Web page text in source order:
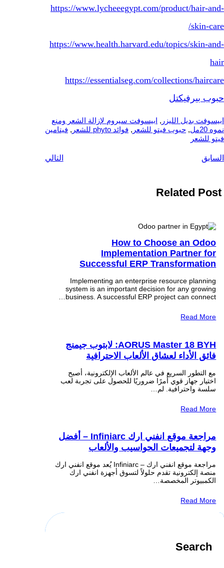
https://www.lycheeegypt.com/product/hair-and-
skin-care/
https://www.health.harvard.edu/topics/skin-and-
hair
https://essentialseg.com/collections/haircare
حبوب بيرفيكتل
ابيسوفت بديل الليزر , ابيسوفت سيروم لإزالة الشعر ومنع
نموه 20مل
, حبوب فيتو للشعر , فوائد phyto للشعر , فيتامين
فيتو للشعر
السابق التالي
Related Post
How to Choose an Odoo
Implementation Partner for
Successful ERP Transformation
Implementing an enterprise resource planning
system is an important decision for any growing
business. A successful ERP project can connect…
Read More
AORUS Master 18 BYH: لابتوب جيمنج
فائق الأداء لعشاق الألعاب الاحترافية
مع التطور السريع في عالم الألعاب الإلكترونية، أصبح
اختيار جهاز قوي أمرًا ضروريًا للحصول على تجربة لعب
سلسة واحترافية. لم…
Read More
مراجعة موقع انفني ارك Infiniarc – أفضل
وجهة لتجميعات الحواسيب والألعاب
مراجعة موقع انفني ارك – Infiniarc يُعد موقع انفني ارك
منصة إلكترونية تقدم حلولاً لتسوق أجهزة انفني ارك
الكمبيوتر المخصصة…
Read More
Search